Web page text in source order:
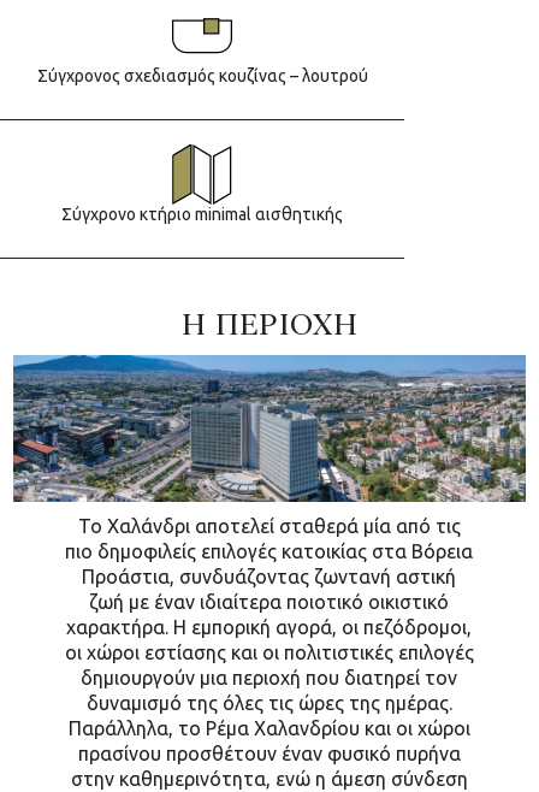
Σύγχρονος σχεδιασμός κουζίνας – λουτρού
Σύγχρονο κτήριο minimal αισθητικής
Η ΠΕΡΙΟΧΗ
Το Χαλάνδρι αποτελεί σταθερά μία από τις
πιο δημοφιλείς επιλογές κατοικίας στα Βόρεια
Προάστια, συνδυάζοντας ζωντανή αστική
ζωή με έναν ιδιαίτερα ποιοτικό οικιστικό
χαρακτήρα. Η εμπορική αγορά, οι πεζόδρομοι,
οι χώροι εστίασης και οι πολιτιστικές επιλογές
δημιουργούν μια περιοχή που διατηρεί τον
δυναμισμό της όλες τις ώρες της ημέρας.
Παράλληλα, το Ρέμα Χαλανδρίου και οι χώροι
πρασίνου προσθέτουν έναν φυσικό πυρήνα
στην καθημερινότητα, ενώ η άμεση σύνδεση